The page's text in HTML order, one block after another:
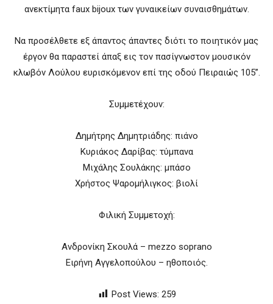
ανεκτίμητα faux bijoux των γυναικείων συναισθημάτων.
Να προσέλθετε εξ άπαντος άπαντες διότι το ποιητικόν μας
έργον θα παραστεί άπαξ εις τον πασίγνωστον μουσικόν
κλωβόν Λούλου ευρισκόμενον επί της οδού Πειραιώς 105”.
Συμμετέχουν:
Δημήτρης Δημητριάδης: πιάνο
Κυριάκος Δαρίβας: τύμπανα
Μιχάλης Σουλάκης: μπάσο
Χρήστος Ψαρομήλιγκος: βιολί
Φιλική Συμμετοχή:
Ανδρονίκη Σκουλά – mezzo soprano
Ειρήνη Αγγελοπούλου – ηθοποιός.
Post Views: 259